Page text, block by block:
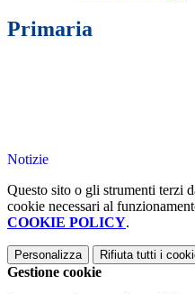
Primaria
Notizie
Questo sito o gli strumenti terzi
cookie necessari al
COOKIE POLICY.
Personalizza Rifiuta tutti i
Gestione cookie